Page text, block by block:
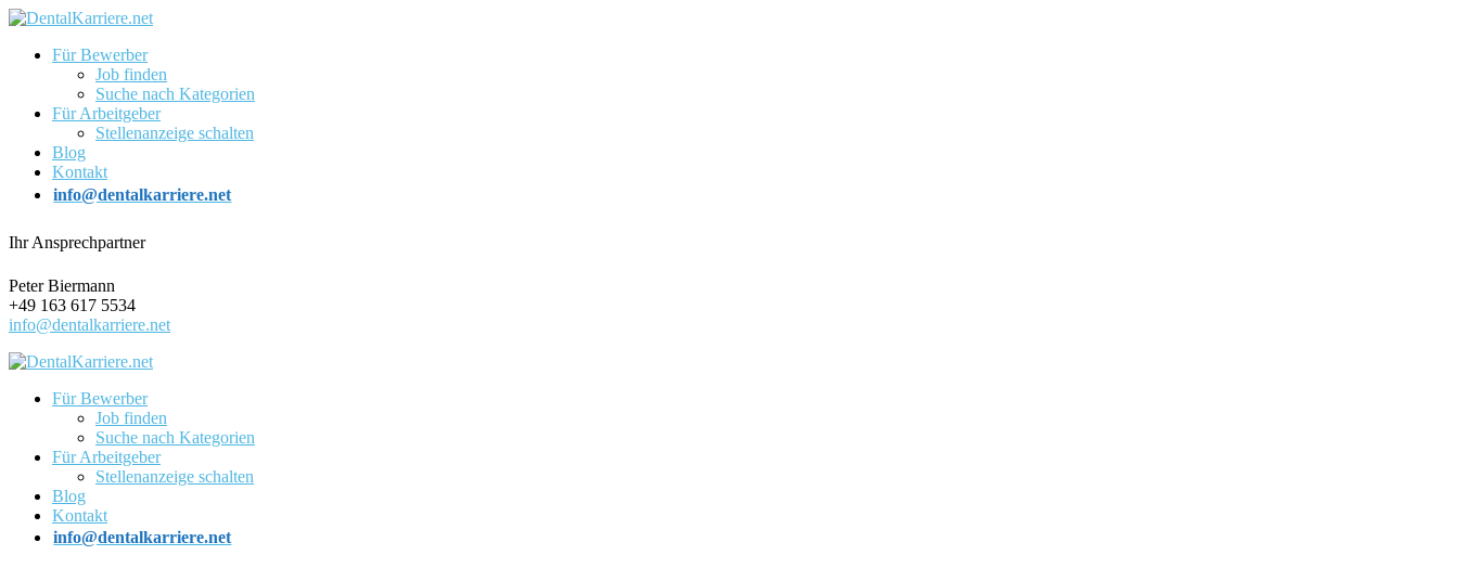
Für Bewerber
Job finden
Suche nach Kategorien
Für Arbeitgeber
Stellenanzeige schalten
Blog
Kontakt
info@dentalkarriere.net
Ihr Ansprechpartner
Peter Biermann
+49 163 617 5534
info@dentalkarriere.net
Für Bewerber
Job finden
Suche nach Kategorien
Für Arbeitgeber
Stellenanzeige schalten
Blog
Kontakt
info@dentalkarriere.net